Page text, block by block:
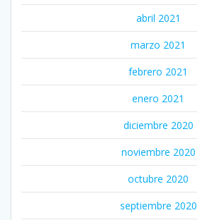
abril 2021
marzo 2021
febrero 2021
enero 2021
diciembre 2020
noviembre 2020
octubre 2020
septiembre 2020